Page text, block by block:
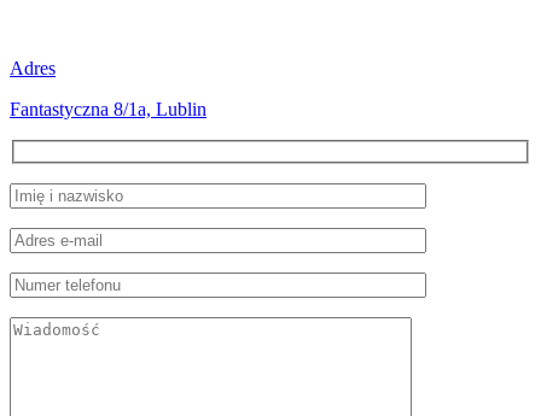
Adres
Fantastyczna 8/1a, Lublin